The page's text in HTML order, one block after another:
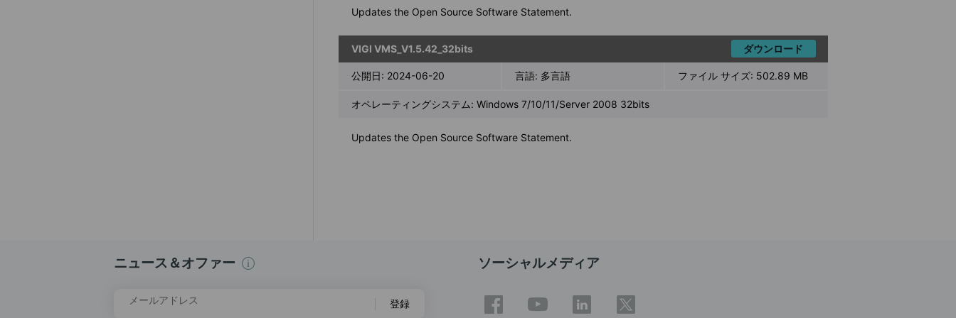
Updates the Open Source Software Statement.
VIGI VMS_V1.5.42_32bits ダウンロード
公開日: 2024-06-20 言語: 多言語 ファイル サイズ: 502.89 MB
オペレーティングシステム: Windows 7/10/11/Server 2008 32bits
Updates the Open Source Software Statement.
ニュース＆オファー
メールアドレス 登録
ソーシャルメディア